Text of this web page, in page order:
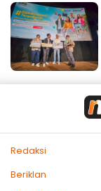
Redaksi
Beriklan